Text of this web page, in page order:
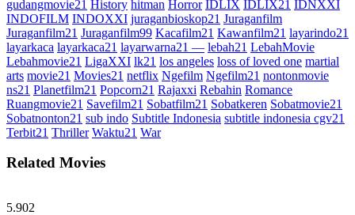
gudangmovie21 History hitman Horror IDLIX IDLIX21 IDNXXI
INDOFILM INDOXXI juraganbioskop21 Juraganfilm
Juraganfilm21 Juraganfilm99 Kacafilm21 Kawanfilm21 layarindo21
layarkaca layarkaca21 layarwarna21 — lebah21 LebahMovie
Lebahmovie21 LigaXXI lk21 los angeles loss of loved one martial
arts movie21 Movies21 netflix Ngefilm Ngefilm21 nontonmovie
ns21 Planetfilm21 Popcorn21 Rajaxxi Rebahin Romance
Ruangmovie21 Savefilm21 Sobatfilm21 Sobatkeren Sobatmovie21
Sobatnonton21 sub indo Subtitle Indonesia subtitle indonesia cgv21
Terbit21 Thriller Waktu21 War
Related Movies
5.902